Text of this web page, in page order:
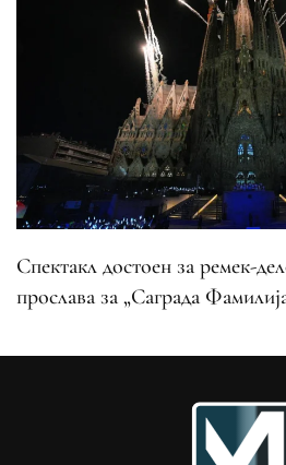
Спектакл достоен за ремек-
прослава за „Саграда